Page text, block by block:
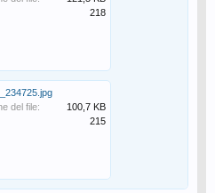
218
del file:
100,7 KB
215